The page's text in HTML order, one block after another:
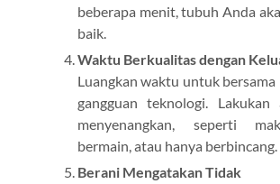
beberapa menit, tubuh Anda
baik.
Waktu Berkualitas dengan
Luangkan waktu untuk bersama
gangguan teknologi.
menyenangkan, seperti
bermain, atau hanya berbincang.
Berani Mengatakan Tidak